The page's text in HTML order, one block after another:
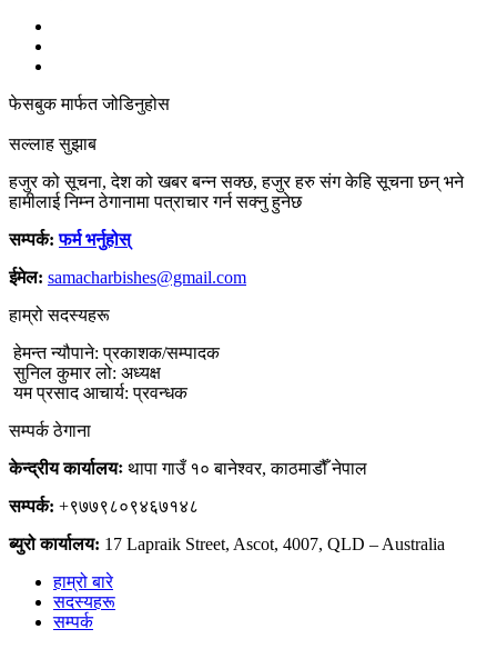
फेसबुक मार्फत जोडिनुहोस
सल्लाह सुझाब
हजुर को सूचना, देश को खबर बन्न सक्छ, हजुर हरु संग केहि सूचना छन् भने
हामीलाई निम्न ठेगानामा पत्राचार गर्न सक्नु हुनेछ
सम्पर्क:फर्म भर्नुहोस्
ईमेल: samacharbishes@gmail.com
हाम्रो सदस्यहरू
हेमन्त न्यौपाने: प्रकाशक/सम्पादक
सुनिल कुमार लो: अध्यक्ष
यम प्रसाद आचार्य: प्रवन्धक
सम्पर्क ठेगाना
केन्द्रीय कार्यालयः थापा गाउँ १० बानेश्वर, काठमाडौँ नेपाल
सम्पर्क: +९७७९८०९४६७१४८
ब्युरो कार्यालय: 17 Lapraik Street, Ascot, 4007, QLD – Australia
हाम्रो बारे
सदस्यहरू
सम्पर्क